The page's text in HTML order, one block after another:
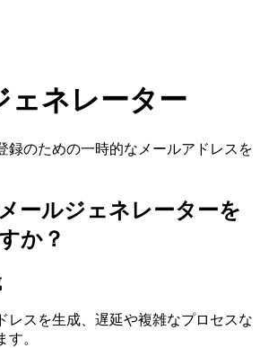
ェネレーター
録のための一時的なメールアドレスを
ールジェネレーターを
か？
レスを生成、遅延や複雑なプロセスな
す。